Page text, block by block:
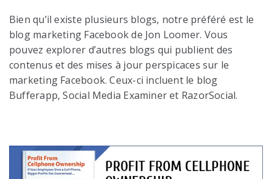
Bien qu’il existe plusieurs blogs, notre préféré est le
blog marketing Facebook de Jon Loomer. Vous
pouvez explorer d’autres blogs qui publient des
contenus et des mises à jour perspicaces sur le
marketing Facebook. Ceux-ci incluent le blog
Bufferapp, Social Media Examiner et RazorSocial.